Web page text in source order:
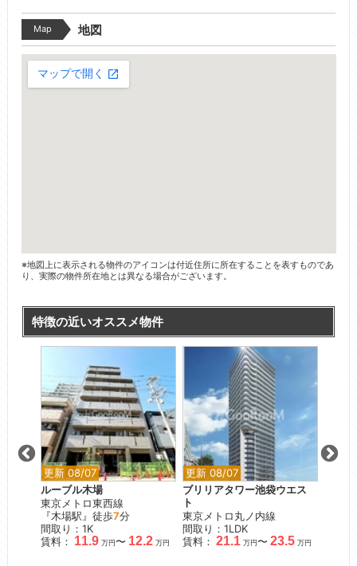
Map 地図
※地図上に表示される物件のアイコンは付近住所に所在することを表すものであ
り、実際の物件所在地とは異なる場合がございます。
特徴の近いオススメ物件
更新 08/07
ルーブル木場
東京メトロ東西線
『木場駅』徒歩7分
間取り：1K
賃料： 11.9 万円〜 12.2 万円
更新 08/07
ブリリアタワー池袋ウエス
ト
東京メトロ丸ノ内線
間取り：1LDK
賃料： 21.1 万円〜 23.5 万円